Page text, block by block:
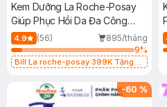
Kem Dưỡng La Roche-Posay
Giúp Phục Hồi Da Đa Công
Dụng 40ml
4.9 (56)
895/tháng
9%
Bill La roche-posay 399K Tặng
(SL có hạn)
-60 %